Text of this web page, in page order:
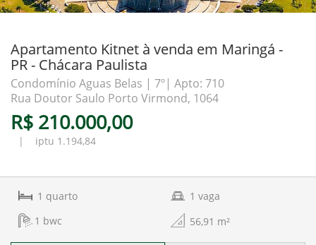
Apartamento Kitnet à venda em Maringá -
PR - Chácara Paulista
Condomínio Aguas Belas | 7º| Apto: 710
Rua Doutor Saulo Porto Virmond, 1064
R$ 210.000,00
| iptu 1.194,84
1 quarto
1 bwc
1vaga
56,91 m²